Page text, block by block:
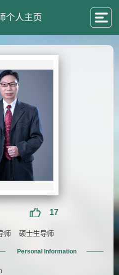
个人主页
17
师 硕士生导师
Personal Information